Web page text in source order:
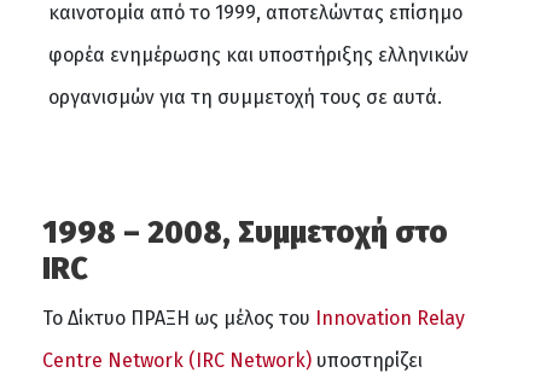
καινοτομία από το 1999, αποτελώντας επίσημο
φορέα ενημέρωσης και υποστήριξης ελληνικών
οργανισμών για τη συμμετοχή τους σε αυτά.
1998 – 2008, Συμμετοχή στο
IRC
Το Δίκτυο ΠΡΑΞΗ ως μέλος του Innovation Relay
Centre Network (IRC Network) υποστηρίζει